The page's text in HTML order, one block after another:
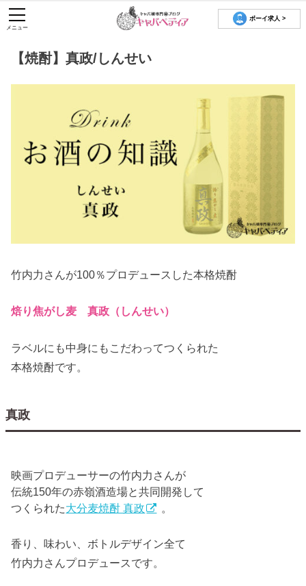
ボーイ求人 >
メニュー
【焼酎】真政/しんせい
竹内力さんが100％プロデュースした本格焼酎
焙り焦がし麦 真政（しんせい）
ラベルにも中身にもこだわってつくられた
本格焼酎です。
真政
映画プロデューサーの竹内力さんが
伝統150年の赤嶺酒造場と共同開発して
つくられた大分麦焼酎 真政 。
香り、味わい、ボトルデザイン全て
竹内力さんプロデュースです。